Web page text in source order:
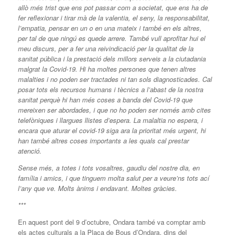
allò més trist que ens pot passar com a societat, que ens ha de
fer reflexionar i tirar mà de la valentia, el seny, la responsabilitat,
l’empatia, pensar en un o en una mateix i també en els altres,
per tal de que ningú es quede arrere. També vull aprofitar hui el
meu discurs, per a fer una reivindicació per la qualitat de la
sanitat pública i la prestació dels millors serveis a la ciutadania
malgrat la Covid-19. Hi ha moltes persones que tenen altres
malalties i no poden ser tractades ni tan sols diagnosticades. Cal
posar tots els recursos humans i tècnics a l’abast de la nostra
sanitat perquè hi han més coses a banda del Covid-19 que
mereixen ser abordades, i que no ho poden ser només amb cites
telefòniques i llargues llistes d’espera. La malaltia no espera, i
encara que aturar el covid-19 siga ara la prioritat més urgent, hi
han també altres coses importants a les quals cal prestar
atenció.
Sense més, a totes i tots vosaltres, gaudiu del nostre dia, en
família i amics, i que tinguem molta salut per a veure’ns tots ací
l’any que ve. Molts ànims i endavant. Moltes gràcies.
***
En aquest pont del 9 d’octubre, Ondara també va comptar amb
els actes culturals a la Plaça de Bous d’Ondara, dins del